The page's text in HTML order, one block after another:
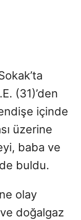
(31)’den
içinde
üzerine
baba ve
buldu.
olay
doğalgaz